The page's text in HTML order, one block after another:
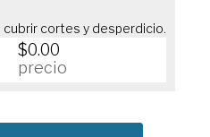
cubrir cortes y desperdicio.
$0.00
precio